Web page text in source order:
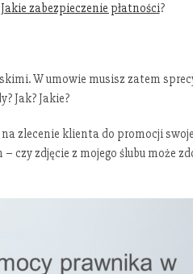
Jakie zabezpieczenie płatności?
W umowie musisz zatem
Jak? Jakie?
zlecenie klienta do promocji
czy zdjęcie z mojego ślubu może